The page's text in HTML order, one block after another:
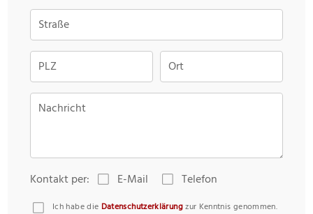
Straße
PLZ Ort
Nachricht
Kontakt per: E-Mail Telefon
Ich habe die Datenschutzerklärungzur Kenntnis genommen.